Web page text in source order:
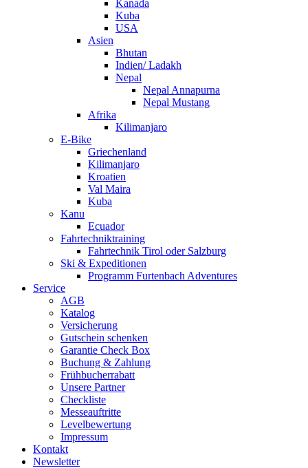
Kanada
Kuba
USA
Asien
Bhutan
Indien/ Ladakh
Nepal
Nepal Annapurna
Nepal Mustang
Afrika
Kilimanjaro
E-Bike
Griechenland
Kilimanjaro
Kroatien
Val Maira
Kuba
Kanu
Ecuador
Fahrtechniktraining
Fahrtechnik Tirol oder Salzburg
Ski & Expeditionen
Programm Furtenbach Adventures
Service
AGB
Katalog
Versicherung
Gutschein schenken
Garantie Check Box
Buchung & Zahlung
Frühbucherrabatt
Unsere Partner
Checkliste
Messeauftritte
Levelbewertung
Impressum
Kontakt
Newsletter